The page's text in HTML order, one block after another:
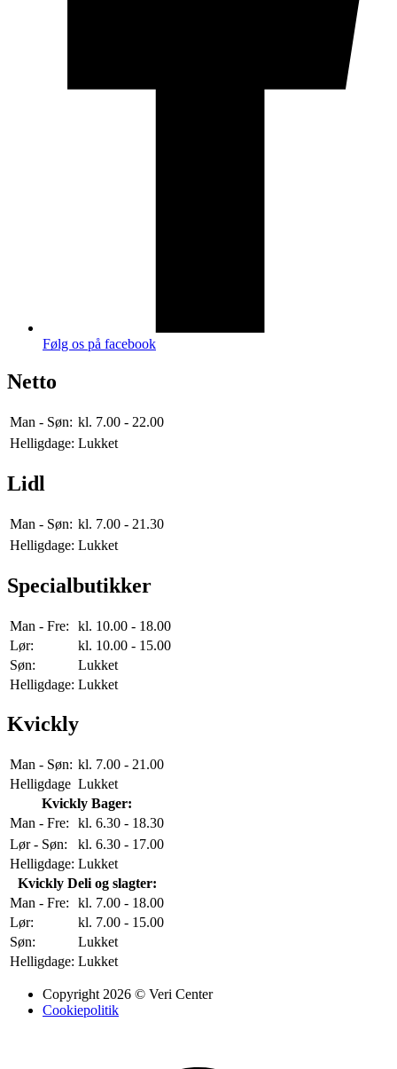
Følg os på facebook
Netto
Man - Søn: kl. 7.00 - 22.00
Helligdage: Lukket
Lidl
Man - Søn: kl. 7.00 - 21.30
Helligdage: Lukket
Specialbutikker
Man - Fre:
kl. 10.00 - 18.00
Lør:
kl. 10.00 - 15.00
Søn:
Lukket
Helligdage: Lukket
Kvickly
Man - Søn: kl. 7.00 - 21.00
Helligdage Lukket
Kvickly Bager:
Man - Fre:
kl. 6.30 - 18.30
Lør - Søn:
kl. 6.30 - 17.00
Helligdage: Lukket
Kvickly Deli og slagter:
Man - Fre:
kl. 7.00 - 18.00
Lør:
kl. 7.00 - 15.00
Søn:
Lukket
Helligdage: Lukket
Copyright 2026 © Veri Center
Cookiepolitik